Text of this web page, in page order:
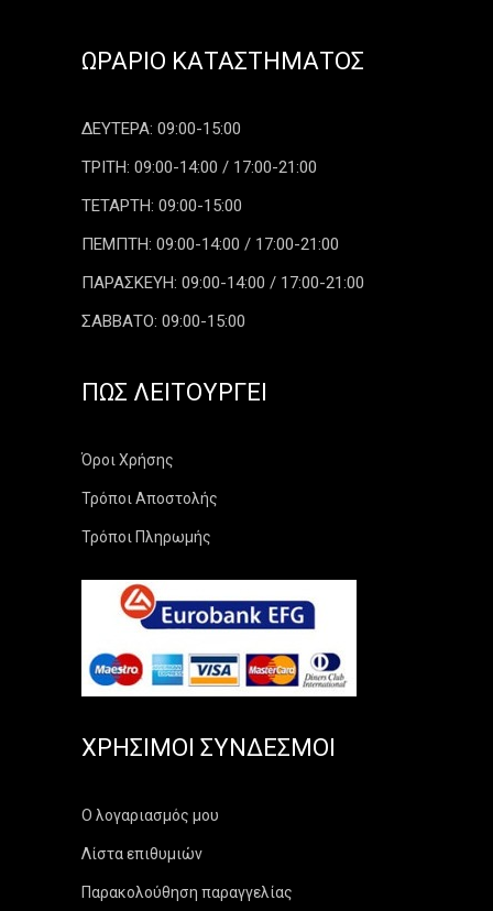
ΩΡΆΡΙΟ ΚΑΤΑΣΤΉΜΑΤΟΣ
ΔΕΥΤΕΡΑ: 09:00-15:00
ΤΡΙΤΗ: 09:00-14:00 / 17:00-21:00
ΤΕΤΑΡΤΗ: 09:00-15:00
ΠΕΜΠΤΗ: 09:00-14:00 / 17:00-21:00
ΠΑΡΑΣΚΕΥΗ: 09:00-14:00 / 17:00-21:00
ΣΑΒΒΑΤΟ: 09:00-15:00
ΠΏΣ ΛΕΙΤΟΥΡΓΕΊ
Όροι Χρήσης
Τρόποι Αποστολής
Τρόποι Πληρωμής
ΧΡΉΣΙΜΟΙ ΣΎΝΔΕΣΜΟΙ
Ο λογαριασμός μου
Λίστα επιθυμιών
Παρακολούθηση παραγγελίας